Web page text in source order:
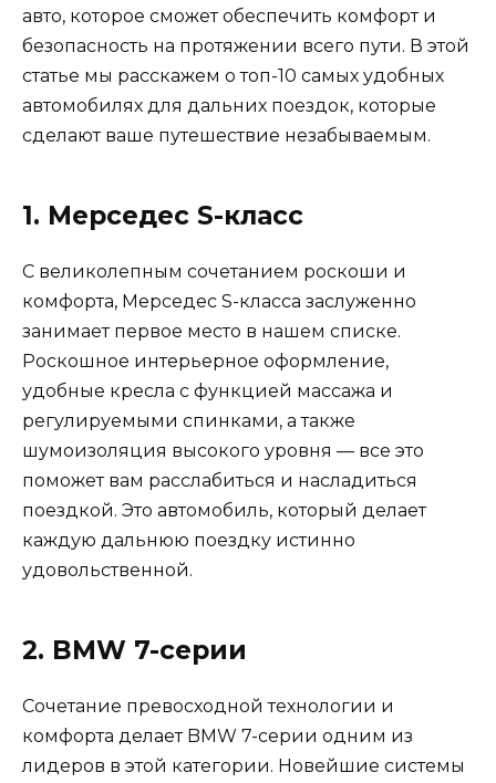
авто, которое сможет обеспечить комфорт и
безопасность на протяжении всего пути. В этой
статье мы расскажем о топ-10 самых удобных
автомобилях для дальних поездок, которые
сделают ваше путешествие незабываемым.
1. Мерседес S-класс
С великолепным сочетанием роскоши и
комфорта, Мерседес S-класса заслуженно
занимает первое место в нашем списке.
Роскошное интерьерное оформление,
удобные кресла с функцией массажа и
регулируемыми спинками, а также
шумоизоляция высокого уровня — все это
поможет вам расслабиться и насладиться
поездкой. Это автомобиль, который делает
каждую дальнюю поездку истинно
удовольственной.
2. BMW 7-серии
Сочетание превосходной технологии и
комфорта делает BMW 7-серии одним из
лидеров в этой категории. Новейшие системы